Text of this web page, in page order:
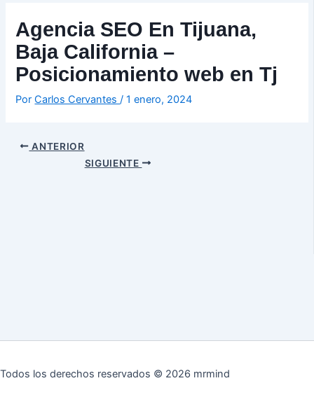
Agencia SEO En Tijuana,
Baja California –
Posicionamiento web en Tj
PorCarlos Cervantes/1 enero, 2024
ANTERIOR
SIGUIENTE
Todos los derechos reservados © 2026 mrmind